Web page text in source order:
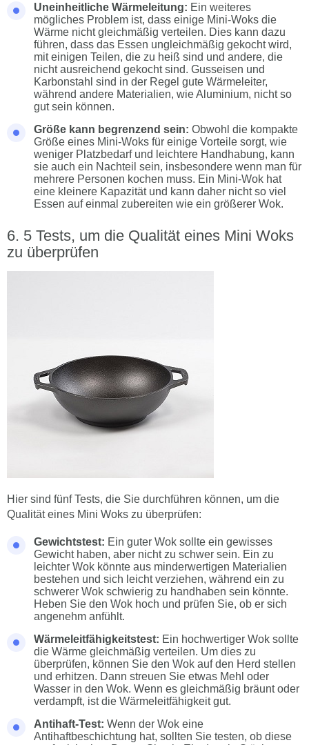
Uneinheitliche Wärmeleitung: Ein weiteres
mögliches Problem ist, dass einige Mini-Woks die
Wärme nicht gleichmäßig verteilen. Dies kann dazu
führen, dass das Essen ungleichmäßig gekocht wird,
mit einigen Teilen, die zu heiß sind und andere, die
nicht ausreichend gekocht sind. Gusseisen und
Karbonstahl sind in der Regel gute Wärmeleiter,
während andere Materialien, wie Aluminium, nicht so
gut sein können.
Größe kann begrenzend sein: Obwohl die kompakte
Größe eines Mini-Woks für einige Vorteile sorgt, wie
weniger Platzbedarf und leichtere Handhabung, kann
sie auch ein Nachteil sein, insbesondere wenn man für
mehrere Personen kochen muss. Ein Mini-Wok hat
eine kleinere Kapazität und kann daher nicht so viel
Essen auf einmal zubereiten wie ein größerer Wok.
5 Tests, um die Qualität eines Mini Woks
zu überprüfen
Hier sind fünf Tests, die Sie durchführen können, um die
Qualität eines Mini Woks zu überprüfen:
Gewichtstest: Ein guter Wok sollte ein gewisses
Gewicht haben, aber nicht zu schwer sein. Ein zu
leichter Wok könnte aus minderwertigen Materialien
bestehen und sich leicht verziehen, während ein zu
schwerer Wok schwierig zu handhaben sein könnte.
Heben Sie den Wok hoch und prüfen Sie, ob er sich
angenehm anfühlt.
Wärmeleitfähigkeitstest: Ein hochwertiger Wok sollte
die Wärme gleichmäßig verteilen. Um dies zu
überprüfen, können Sie den Wok auf den Herd stellen
und erhitzen. Dann streuen Sie etwas Mehl oder
Wasser in den Wok. Wenn es gleichmäßig bräunt oder
verdampft, ist die Wärmeleitfähigkeit gut.
Antihaft-Test: Wenn der Wok eine
Antihaftbeschichtung hat, sollten Sie testen, ob diese